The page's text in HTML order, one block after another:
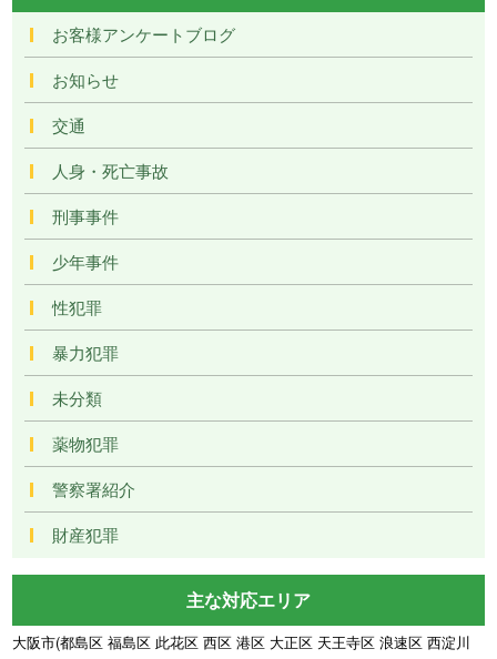
お客様アンケートブログ
お知らせ
交通
人身・死亡事故
刑事事件
少年事件
性犯罪
暴力犯罪
未分類
薬物犯罪
警察署紹介
財産犯罪
主な対応エリア
大阪市(都島区 福島区 此花区 西区 港区 大正区 天王寺区 浪速区 西淀川